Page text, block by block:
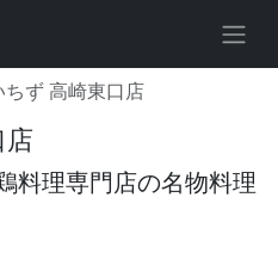
ちず 高崎東口店
料理専門店の名物料理